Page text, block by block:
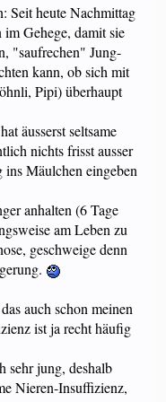
Seit heute Nachmittag
im Gehege, damit sie
"saufrechen" Jung-
kann, ob sich mit
Pipi) überhaupt
äusserst seltsame
nichts frisst ausser
Mäulchen eingeben
anhalten (6 Tage
am Leben zu
geschweige denn
auch schon meinen
ist ja recht häufig
sehr jung, deshalb
Nieren-Insuffizienz,